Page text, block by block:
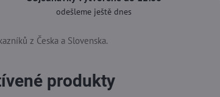
odešleme ještě dnes
z Česka a Slovenska.
produkty